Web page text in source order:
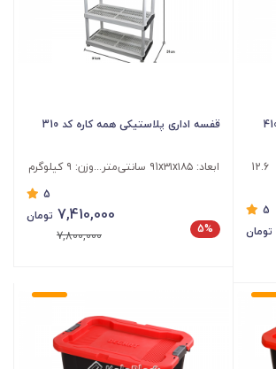
ابعاد : ۹۱x۴۵.۵x۱۸۵ سانتی‌متر...وزن: 12.6
5
تومان
قفسه اداری پلاستیکی همه کاره کد 310
ابعاد: ۹1x۳۱x۱۸۵ سانتی‌متر...وزن: ۹ کیلوگرم
5
5%
7,410,000 تومان
7,800,000